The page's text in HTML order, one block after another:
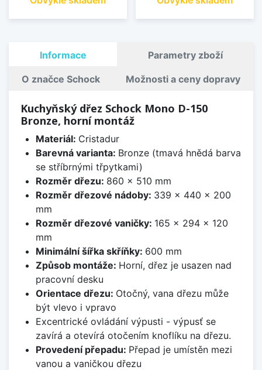
Informace Parametry zboží
O značce Schock Možnosti a ceny dopravy
Kuchyňský dřez Schock Mono D-150
Bronze, horní montáž
Materiál: Cristadur
Barevná varianta: Bronze (tmavá hnědá barva
se stříbrnými třpytkami)
Rozměr dřezu: 860 x 510 mm
Rozměr dřezové nádoby: 339 x 440 x 200
mm
Rozměr dřezové vaničky: 165 x 294 x 120
mm
Minimální šířka skříňky: 600 mm
Způsob montáže: Horní, dřez je usazen nad
pracovní desku
Orientace dřezu: Otočný, vana dřezu může
být vlevo i vpravo
Excentrické ovládání výpusti - výpusť se
zavírá a otevírá otočením knoflíku na dřezu.
Provedení přepadu: Přepad je umístěn mezi
vanou a vaničkou dřezu